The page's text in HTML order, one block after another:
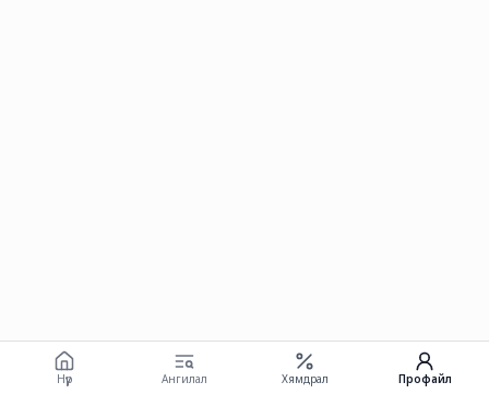
Нүүр Ангилал Хямдрал Профайл